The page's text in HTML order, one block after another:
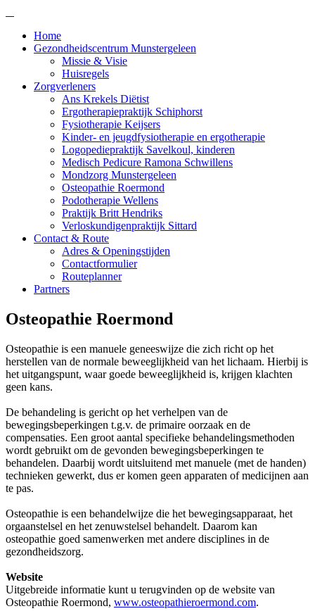
Home
Gezondheidscentrum Munstergeleen
Missie & Visie
Huisregels
Zorgverleners
Ans Krekels Diëtist
Ergotherapiepraktijk Schiphorst
Fysiotherapie Keijsers
Kinder- en jeugdfysiotherapie en ergotherapie
Logopediepraktijk Savelkoul, kinderen
Medisch Pedicure Ramona Schwillens
Mondzorg Munstergeleen
Osteopathie Roermond
Podotherapie Wellens
Praktijk Britt Hendriks
Verloskundigenpraktijk Sittard
Contact & Route
Adres & Openingstijden
Contactformulier
Routeplanner
Partners
Osteopathie Roermond
Osteopathie is een manuele geneeswijze die zich richt op het
herstellen van de normale beweeglijkheid van het lichaam. Hierbij is
het uitgangspunt, waar goede beweeglijkheid is, krijgen klachten
geen kans.
De behandeling is gericht op het verhelpen van de
bewegingsbeperkingen t.g.v. de primaire oorzaak en de
compensaties. Een groot aantal specifieke behandelingsmethoden
wordt gebruikt om de gevonden bewegingsbeperkingen te
behandelen. Daarbij wordt uitsluitend met manuele (met de handen)
technieken gewerkt, dus er komen geen apparaten of medicijnen aan
te pas.
Osteopathie is een behandelwijze die het bewegingsapparaat, het
orgaanstelsel en het zenuwstelsel behandelt. Daarom kan
osteopathie goed samenwerken met andere disciplines in de
gezondheidszorg.
Website
Uitgebreide informatie kunt u terugvinden op de website van
Osteopathie Roermond, www.osteopathieroermond.com.